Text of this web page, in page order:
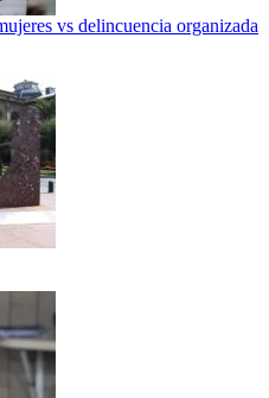
vs delincuencia organizada